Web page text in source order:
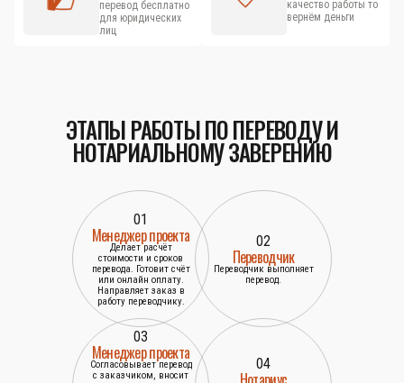
перевод бесплатно
для юридических
лиц
качество работы то
вернём деньги
ЭТАПЫ РАБОТЫ ПО ПЕРЕВОДУ И
НОТАРИАЛЬНОМУ ЗАВЕРЕНИЮ
01
Менеджер проекта
Делает расчёт
стоимости и сроков
перевода. Готовит счёт
или онлайн оплату.
Направляет заказ в
работу переводчику.
02
Переводчик
Переводчик выполняет
перевод.
03
Менеджер проекта
Согласовывает перевод
с заказчиком, вносит
04